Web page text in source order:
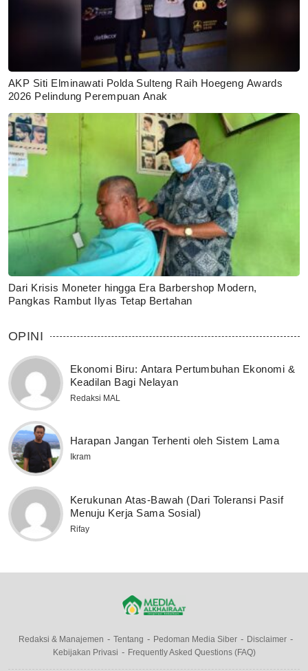
AKP Siti Elminawati Polda Sulteng Raih Hoegeng Awards
2026 Pelindung Perempuan Anak
Dari Krisis Moneter hingga Era Barbershop Modern,
Pangkas Rambut Ilyas Tetap Bertahan
OPINI
Ekonomi Biru: Antara Pertumbuhan Ekonomi &
Keadilan Bagi Nelayan
Redaksi MAL
Harapan Jangan Terhenti oleh Sistem Lama
Ikram
Kerukunan Atas-Bawah (Dari Toleransi Pasif
Menuju Kerja Sama Sosial)
Rifay
Redaksi & Manajemen Tentang Pedoman Media Siber
Disclaimer
Kebijakan Privasi
Frequently Asked Questions (FAQ)